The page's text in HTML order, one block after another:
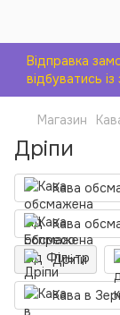
Відправка
відбуватись
Магазин
Дріпи
Кава
Кава
Дріпи
Кава в